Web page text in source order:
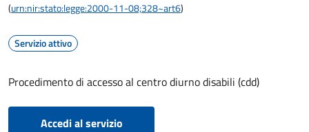
(urn:nir:stato:legge:2000-11-08;328~art6)
Servizio attivo
Procedimento di accesso al centro diurno disabili (cdd)
Accedi al servizio